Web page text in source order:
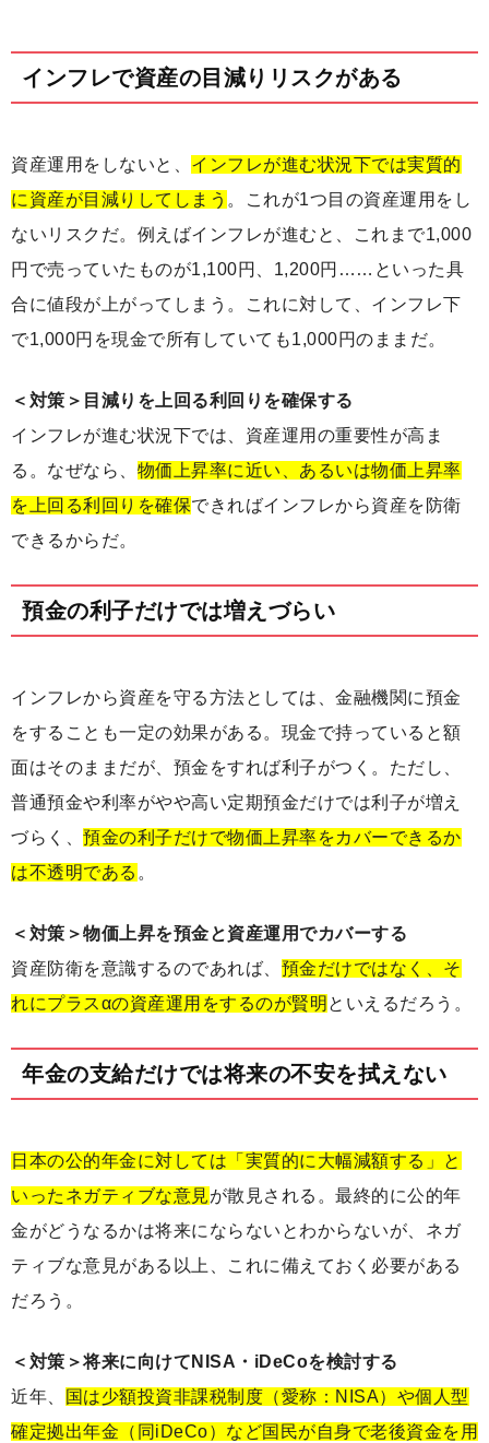
インフレで資産の目減りリスクがある
資産運用をしないと、 インフレが進む状況下では実質的
に資産が目減りしてしまう 。これが1つ目の資産運用をし
ないリスクだ。例えばインフレが進むと、これまで1,000
円で売っていたものが1,100円、1,200円……といった具
合に値段が上がってしまう。これに対して、インフレ下
で1,000円を現金で所有していても1,000円のままだ。
＜対策＞目減りを上回る利回りを確保する
インフレが進む状況下では、資産運用の重要性が高ま
る。なぜなら、 物価上昇率に近い、あるいは物価上昇率
を上回る利回りを確保できればインフレから資産を防衛
できるからだ。
預金の利子だけでは増えづらい
インフレから資産を守る方法としては、金融機関に預金
をすることも一定の効果がある。現金で持っていると額
面はそのままだが、預金をすれば利子がつく。ただし、
普通預金や利率がやや高い定期預金だけでは利子が増え
づらく、 預金の利子だけで物価上昇率をカバーできるか
は不透明である 。
＜対策＞物価上昇を預金と資産運用でカバーする
資産防衛を意識するのであれば、 預金だけではなく、そ
れにプラスαの資産運用をするのが賢明 といえるだろう。
年金の支給だけでは将来の不安を拭えない
日本の公的年金に対しては「実質的に大幅減額する」と
いったネガティブな意見が散見される。最終的に公的年
金がどうなるかは将来にならないとわからないが、ネガ
ティブな意見がある以上、これに備えておく必要がある
だろう。
＜対策＞将来に向けてNISA・iDeCoを検討する
近年、
国は少額投資非課税制度（愛称：NISA）や個人型
確定拠出年金（同iDeCo）など国民が自身で老後資金を用